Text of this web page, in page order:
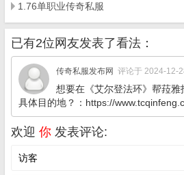
1.76单职业传奇私服
已有2位网友发表了看法：
传奇私服发布网 评论于 2024-12-
想要在《艾尔登法环》帮菈
具体目的地？：https://
欢迎 你 发表评论: